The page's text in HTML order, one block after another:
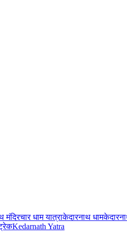
मंदिरचार धाम यात्राकेदारनाथ धाम
Kedarnath Yatra